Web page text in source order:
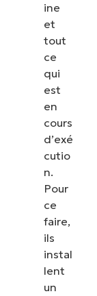
ine
et
tout
ce
qui
est
en
cours
d’exé
cutio
n.
Pour
ce
faire,
ils
instal
lent
un